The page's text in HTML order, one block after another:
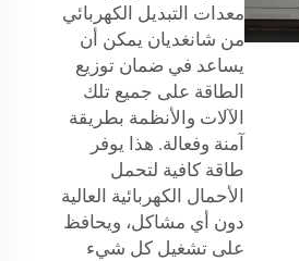
معدات التبديل الكهربائي
من شانغديان يمكن أن
يساعد في ضمان توزيع
الطاقة على جميع تلك
الآلات والأنظمة بطريقة
آمنة وفعالة. هذا يوفر
طاقة كافية لتحمل
الأحمال الكهربائية العالية
دون أي مشاكل، ويحافظ
على تشغيل كل شيء